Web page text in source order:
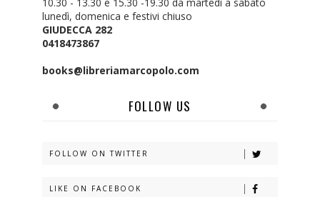
lunedì, domenica e festivi chiuso
GIUDECCA 282
0418473867
books@libreriamarcopolo.com
FOLLOW US
FOLLOW ON TWITTER
LIKE ON FACEBOOK